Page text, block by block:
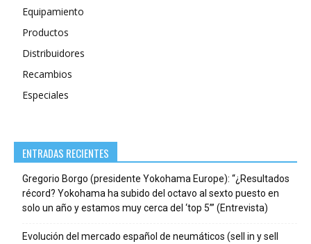
Equipamiento
Productos
Distribuidores
Recambios
Especiales
ENTRADAS RECIENTES
Gregorio Borgo (presidente Yokohama Europe): “¿Resultados
récord? Yokohama ha subido del octavo al sexto puesto en
solo un año y estamos muy cerca del ‘top 5’” (Entrevista)
Evolución del mercado español de neumáticos (sell in y sell